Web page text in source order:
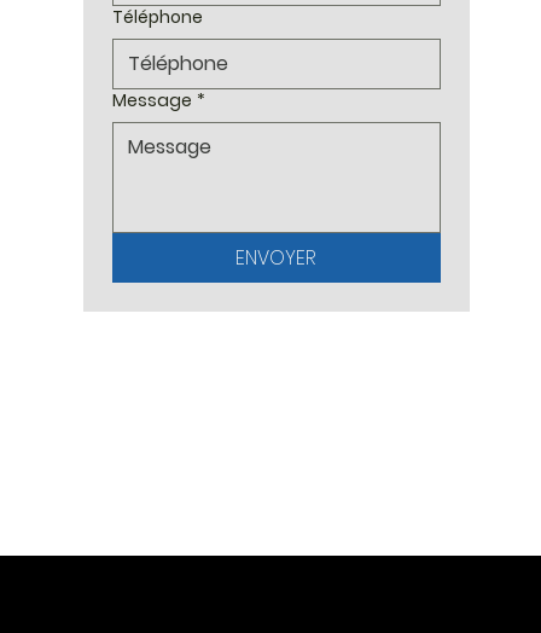
Téléphone
Message *
ENVOYER